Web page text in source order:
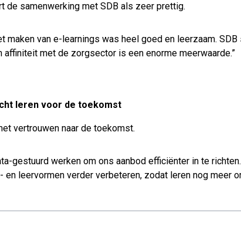
de samenwerking met SDB als zeer prettig.
maken van e-learnings was heel goed en leerzaam.
affiniteit met de zorgsector is een enorme meerwaarde.”
leren voor de toekomst
vertrouwen naar de toekomst.
gestuurd werken om ons aanbod efficiënter in te
en leervormen verder verbeteren, zodat leren nog meer